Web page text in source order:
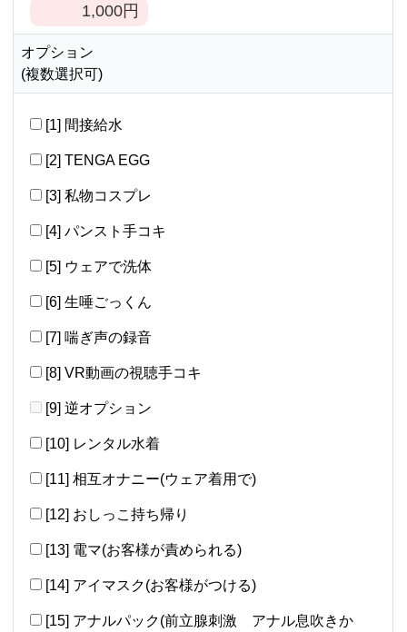
1,000円
オプション
(複数選択可)
[1] 間接給水
[2] TENGA EGG
[3] 私物コスプレ
[4] パンスト手コキ
[5] ウェアで洗体
[6] 生唾ごっくん
[7] 喘ぎ声の録音
[8] VR動画の視聴手コキ
[9] 逆オプション
[10] レンタル水着
[11] 相互オナニー(ウェア着用で)
[12] おしっこ持ち帰り
[13] 電マ(お客様が責められる)
[14] アイマスク(お客様がつける)
[15] アナルパック(前立腺刺激 アナル息吹きか